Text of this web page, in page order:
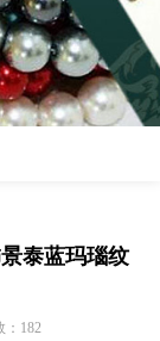
泰蓝玛瑙纹
：182